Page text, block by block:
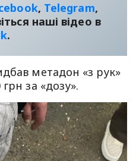
, Telegram,
наші відео в
.
метадон «з рук»
за «дозу».